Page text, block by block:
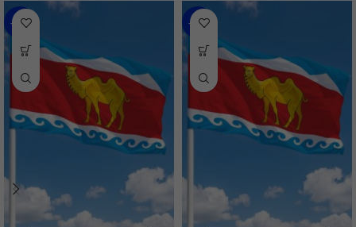
-48% -31%